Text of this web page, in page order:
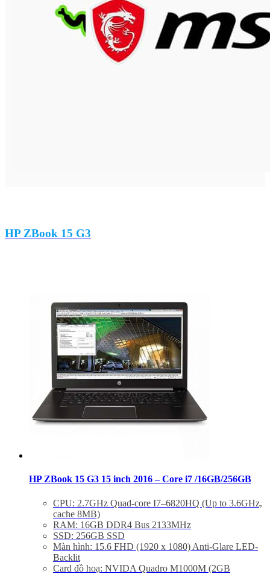
HP ZBook 15 G3
HP ZBook 15 G3 15 inch 2016 – Core i7 /16GB/256GB
CPU: 2.7GHz Quad-core I7–6820HQ (Up to 3.6GHz,
cache 8MB)
RAM: 16GB DDR4 Bus 2133MHz
SSD: 256GB SSD
Màn hình: 15.6 FHD (1920 x 1080) Anti-Glare LED-
Backlit
Card đồ hoạ: NVIDA Quadro M1000M (2GB